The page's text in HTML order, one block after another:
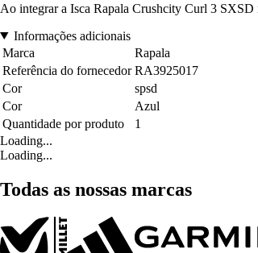
Ao integrar a Isca Rapala Crushcity Curl 3 SXSD
Informações adicionais
Marca
Rapala
Referência do fornecedor RA3925017
Cor
spsd
Cor
Azul
Quantidade por produto
1
Loading...
Loading...
Todas as nossas marcas